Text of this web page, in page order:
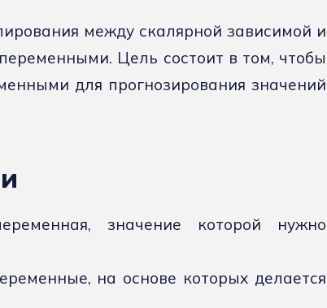
между скалярной зависимой и
Цель состоит в том, чтобы
для прогнозирования значений
значение которой нужно
на основе которых делается